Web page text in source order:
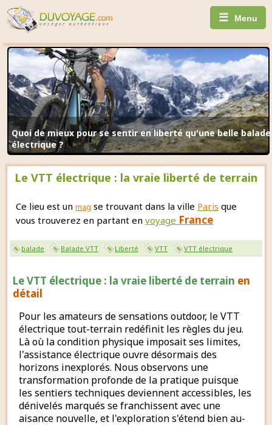
☰ Menu
Quoi de mieux pour se sentir en liberté qu'une belle
électrique ?
Le VTT électrique : la vraie liberté de terrain
Ce lieu est un mag se trouvant dans la ville Paris que
vous trouverez en partant en voyage France
balade Balade VTT Liberté VTT VTT électrique
Le VTT électrique : la vraie liberté de terrain en
détail
Pour les amateurs de sensations outdoor, le VTT
électrique tout-terrain redéfinit les règles du jeu.
Là où la condition physique imposait ses limites,
l'assistance électrique ouvre désormais des
horizons inexplorés. Nous observons une
transformation profonde de la pratique puisque
les sentiers techniques deviennent accessibles, les
dénivelés marqués se franchissent avec une
aisance nouvelle, et l'exploration s'étend bien au-